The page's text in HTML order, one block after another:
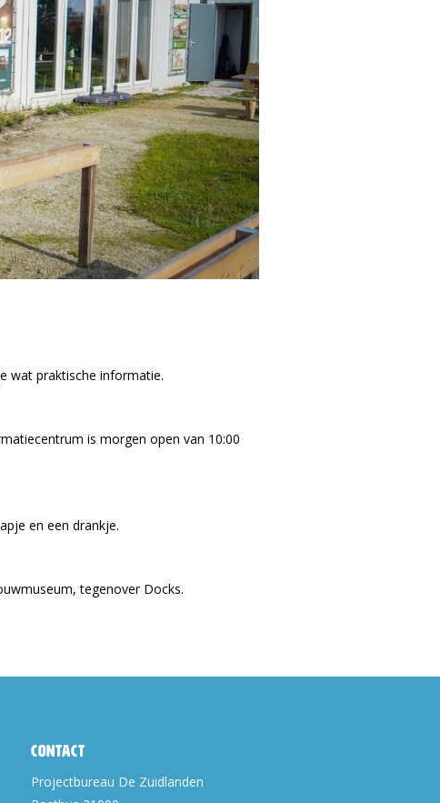
wat praktische informatie.
is morgen open van 10:00
en een drankje.
tegenover Docks.
Contact
Projectbureau De Zuidlanden